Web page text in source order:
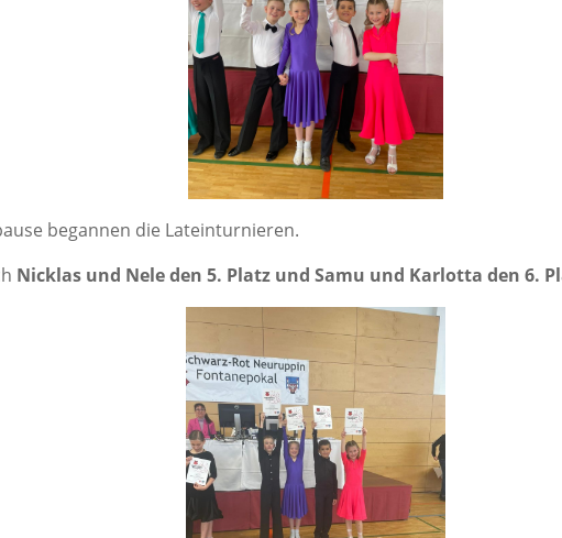
began­nen die Lateinturnieren.
Nick­las und Nele den 5. Platz und Samu und Kar­lot­ta den 6.